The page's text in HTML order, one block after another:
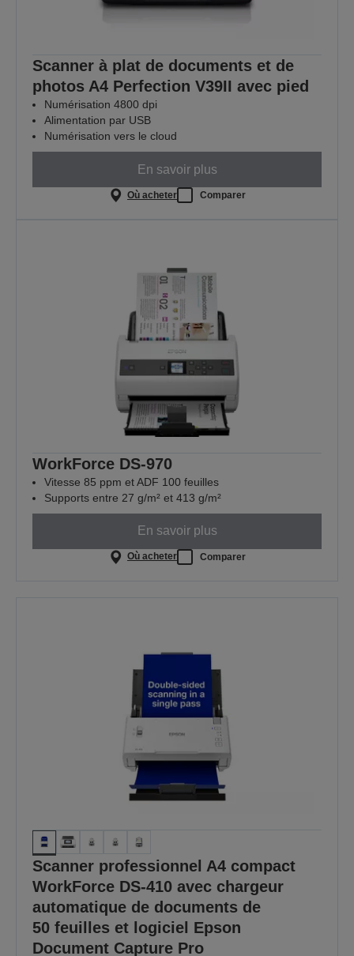
Scanner à plat de documents et de
photos A4 Perfection V39II avec pied
Numérisation 4800 dpi
Alimentation par USB
Numérisation vers le cloud
En savoir plus
Où acheter Comparer
WorkForce DS-970
Vitesse 85 ppm et ADF 100 feuilles
Supports entre 27 g/m² et 413 g/m²
En savoir plus
Où acheter Comparer
Scanner professionnel A4 compact
WorkForce DS-410 avec chargeur
automatique de documents de
50 feuilles et logiciel Epson
Document Capture Pro